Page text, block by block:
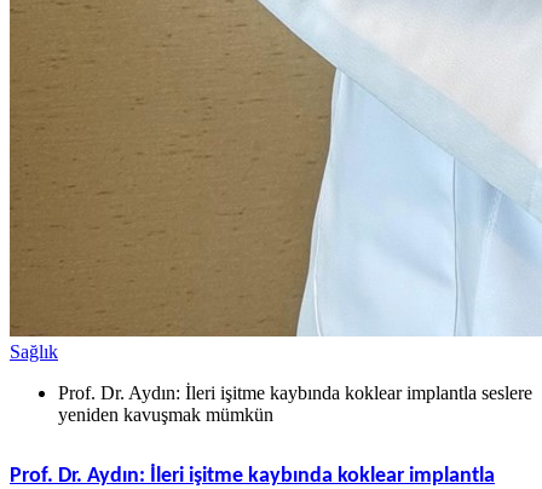
Sağlık
Prof. Dr. Aydın: İleri işitme kaybında koklear implantla seslere
yeniden kavuşmak mümkün
Prof. Dr. Aydın: İleri işitme kaybında koklear implantla